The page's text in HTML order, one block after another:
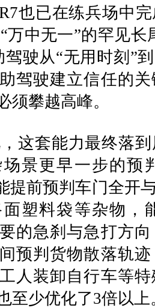
也已在练兵场中
“万中无一”的罕见
驾驶从“无用时刻”
驾驶建立信任的
须攀越高峰。
这套能力最终落到
景更早一步的预
提前预判车门全开
塑料袋等杂物，
的急刹与急打方
预判货物散落轨
人装卸自行车等
至少优化了3倍以上